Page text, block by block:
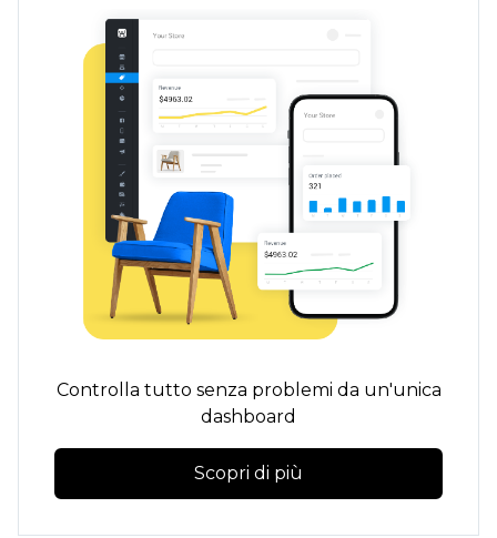
Controlla tutto senza problemi da un'unica
dashboard
Scopri di più